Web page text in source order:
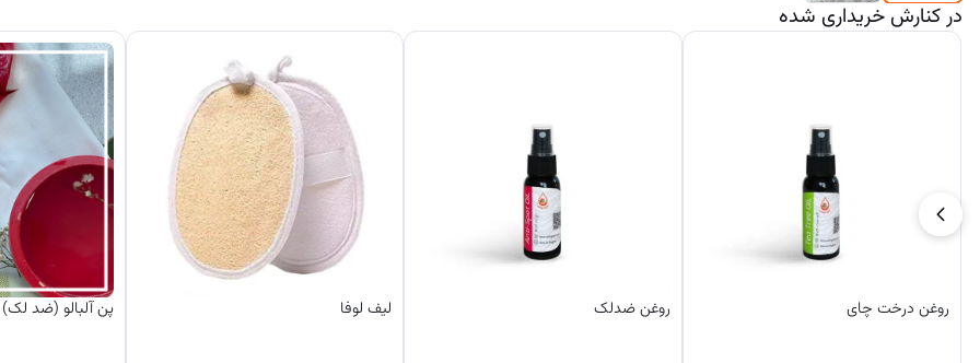
در کنارش خریداری شده
روغن درخت چای روغن ضدلک لیف لوفا پن آلبالو (ضد لک)